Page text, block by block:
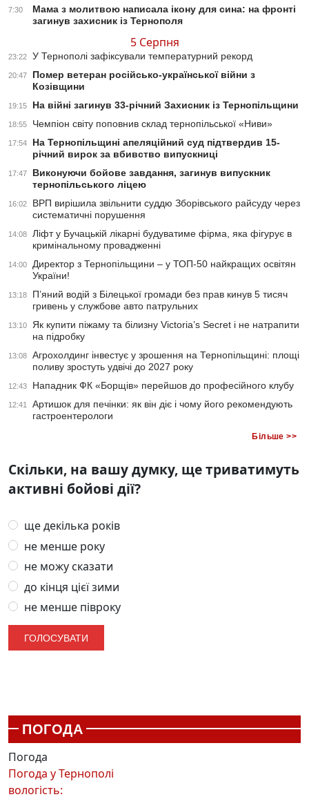
7:30
Мама з молитвою написала ікону для сина: на фронті
загинув захисник із Тернополя
5 Серпня
23:22 У Тернополі зафіксували температурний рекорд
20:47
Помер ветеран російсько-української війни з
Козівщини
19:15 На війні загинув 33-річний Захисник із Тернопільщини
18:55 Чемпіон світу поповнив склад тернопільської «Ниви»
17:54
На Тернопільщині апеляційний суд підтвердив 15-
річний вирок за вбивство випускниці
17:47
Виконуючи бойове завдання, загинув випускник
тернопільського ліцею
16:02
ВРП вирішила звільнити суддю Зборівського райсуду через
систематичні порушення
14:08
Ліфт у Бучацькій лікарні будуватиме фірма, яка фігурує в
кримінальному провадженні
14:00
Директор з Тернопільщини – у ТОП-50 найкращих освітян
України!
13:18
П’яний водій з Білецької громади без прав кинув 5 тисяч
гривень у службове авто патрульних
13:10
Як купити піжаму та білизну Victoria’s Secret і не натрапити
на підробку
13:08
Агрохолдинг інвестує у зрошення на Тернопільщині: площі
поливу зростуть удвічі до 2027 року
12:43 Нападник ФК «Борщів» перейшов до професійного клубу
12:41
Артишок для печінки: як він діє і чому його рекомендують
гастроентерологи
Більше >>
Скільки, на вашу думку, ще триватимуть
активні бойові дії?
ще декілька років
не менше року
не можу сказати
до кінця цієї зими
не менше півроку
ПОГОДА
Погода
Погода уТернополі
вологість: